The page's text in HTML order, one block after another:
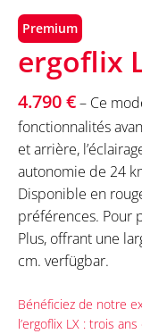
Premium
ergoflix
4.790 €– Ce
fonctionnalités
et arrière,
autonomie de 24
Disponible en
préférences. Pour
Plus, offrant une
cm. verfügbar.
Bénéficiez de notre
l’ergoflix LX : trois